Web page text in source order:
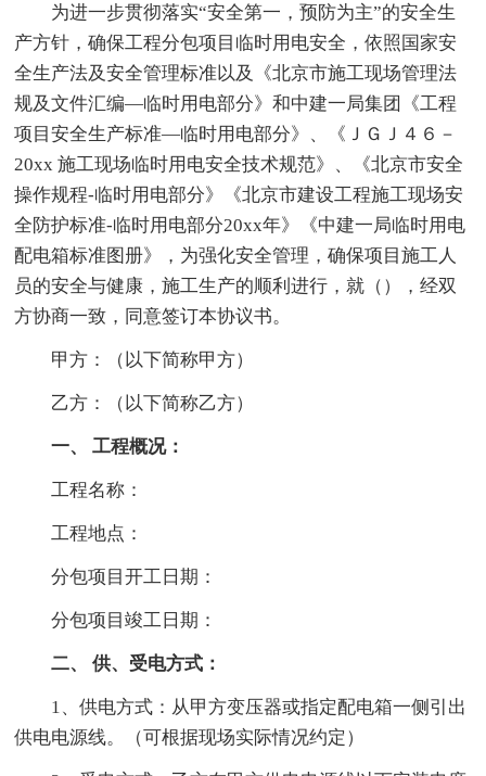
为进一步贯彻落实“安全第一，预防为主”的安全生
产方针，确保工程分包项目临时用电安全，依照国家安
全生产法及安全管理标准以及《北京市施工现场管理法
规及文件汇编—临时用电部分》和中建一局集团《工程
项目安全生产标准—临时用电部分》、《ＪＧＪ４６－
20xx 施工现场临时用电安全技术规范》、《北京市安全
操作规程-临时用电部分》《北京市建设工程施工现场安
全防护标准-临时用电部分20xx年》《中建一局临时用电
配电箱标准图册》，为强化安全管理，确保项目施工人
员的安全与健康，施工生产的顺利进行，就（），经双
方协商一致，同意签订本协议书。
甲方：（以下简称甲方）
乙方：（以下简称乙方）
一、 工程概况：
工程名称：
工程地点：
分包项目开工日期：
分包项目竣工日期：
二、 供、受电方式：
1、供电方式：从甲方变压器或指定配电箱一侧引出
供电电源线。（可根据现场实际情况约定）